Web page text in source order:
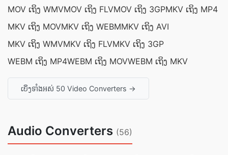
MOV ເຖິງ WMVMOV ເຖິງ FLVMOV ເຖິງ 3GPMKV ເຖິງ MP4
MKV ເຖິງ MOVMKV ເຖິງ WEBMMKV ເຖິງ AVI
MKV ເຖິງ WMVMKV ເຖິງ FLVMKV ເຖິງ 3GP
WEBM ເຖິງ MP4WEBM ເຖິງ MOVWEBM ເຖິງ MKV
ເບິ່ງ​ទាំងអស់ 50 Video Converters →
Audio Converters (56)